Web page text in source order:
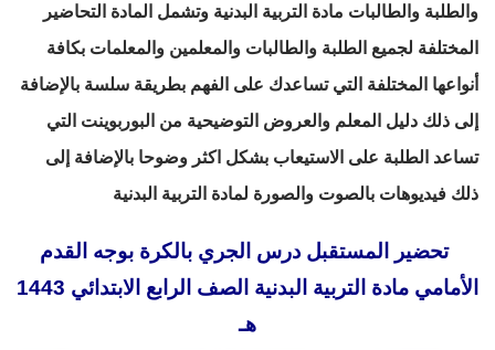
والطلبة والطالبات مادة التربية البدنية وتشمل المادة التحاضير
المختلفة لجميع الطلبة والطالبات والمعلمين والمعلمات بكافة
أنواعها المختلفة التي تساعدك على الفهم بطريقة سلسة بالإضافة
إلى ذلك دليل المعلم والعروض التوضيحية من البوربوينت التي
تساعد الطلبة على الاستيعاب بشكل اكثر وضوحا بالإضافة إلى
ذلك فيديوهات بالصوت والصورة لمادة التربية البدنية
تحضير المستقبل درس الجري بالكرة بوجه القدم
الأمامي مادة التربية البدنية الصف الرابع الابتدائي 1443
هـ